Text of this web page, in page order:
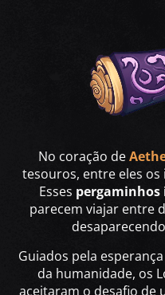
No coração de
tesouros, entre eles os
Esses pergaminhos
parecem viajar entre
Guiados pela
da humanidade, os
aceitaram o desafio de